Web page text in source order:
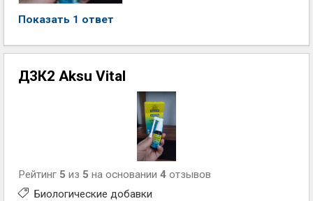
Показать 1 ответ
Д3К2 Aksu Vital
Рейтинг 5 из 5 на основании 4 отзывов
Биологические добавки